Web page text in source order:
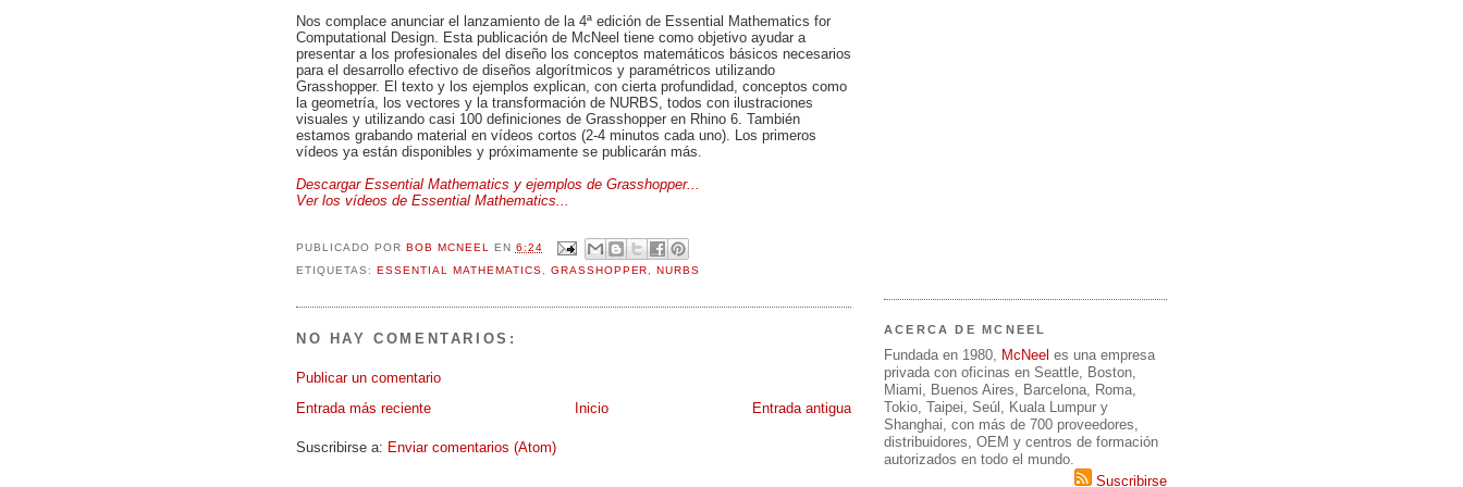
Nos complace anunciar el lanzamiento de la 4ª edición de Essential Mathematics for
Computational Design. Esta publicación de McNeel tiene como objetivo ayudar a
presentar a los profesionales del diseño los conceptos matemáticos básicos necesarios
para el desarrollo efectivo de diseños algorítmicos y paramétricos utilizando
Grasshopper. El texto y los ejemplos explican, con cierta profundidad, conceptos como
la geometría, los vectores y la transformación de NURBS, todos con ilustraciones
visuales y utilizando casi 100 definiciones de Grasshopper en Rhino 6. También
estamos grabando material en vídeos cortos (2-4 minutos cada uno). Los primeros
vídeos ya están disponibles y próximamente se publicarán más.
Descargar Essential Mathematics y ejemplos de Grasshopper...
Ver los vídeos de Essential Mathematics...
PUBLICADO POR BOB MCNEEL EN 6:24
ETIQUETAS:
ESSENTIAL MATHEMATICS, GRASSHOPPER, NURBS
NO HAY COMENTARIOS:
Publicar un comentario
Entrada más reciente
Entrada antigua
Inicio
Suscribirse a: Enviar comentarios (Atom)
ACERCA DE MCNEEL
Fundada en 1980, McNeel es una empresa
privada con oficinas en Seattle, Boston,
Miami, Buenos Aires, Barcelona, Roma,
Tokio, Taipei, Seúl, Kuala Lumpur y
Shanghai, con más de 700 proveedores,
distribuidores, OEM y centros de formación
autorizados en todo el mundo.
Suscribirse